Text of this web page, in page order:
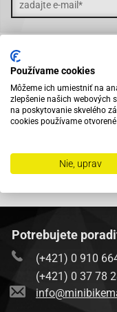
KATEGÓRIE
NAKUPUJTE U NÁS
Potrebujete
(+421) 0 910
(+421) 0 37 78
Používame cookies
Môžeme ich umiestniť na
zlepšenie našich webových
na poskytovanie skvelého
cookies používame
Nie, uprav